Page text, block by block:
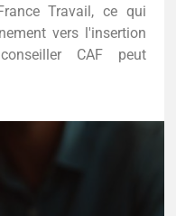
Travail, ce qui
vers l'insertion
CAF peut